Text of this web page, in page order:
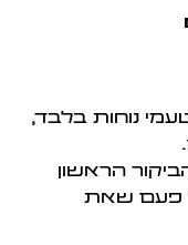
נוחות בלבד,
הראשון
פעם שאת